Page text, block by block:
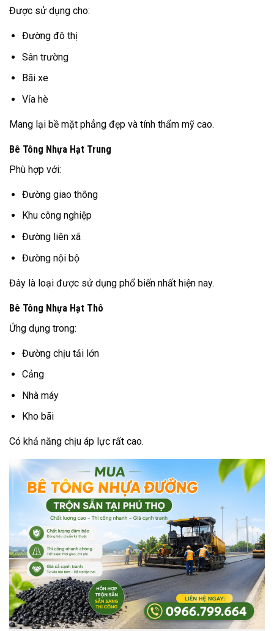
Được sử dụng cho:
Đường đô thị
Sân trường
Bãi xe
Vỉa hè
Mang lại bề mặt phẳng đẹp và tính thẩm mỹ cao.
Bê Tông Nhựa Hạt Trung
Phù hợp với:
Đường giao thông
Khu công nghiệp
Đường liên xã
Đường nội bộ
Đây là loại được sử dụng phổ biến nhất hiện nay.
Bê Tông Nhựa Hạt Thô
Ứng dụng trong:
Đường chịu tải lớn
Cảng
Nhà máy
Kho bãi
Có khả năng chịu áp lực rất cao.